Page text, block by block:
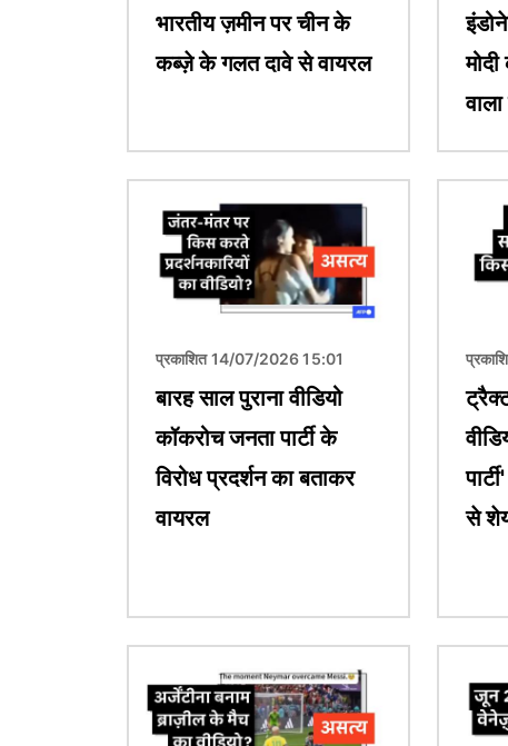
भारतीय ज़मीन पर चीन के
कब्ज़े के गलत दावे से वायरल
प्रकाशित 14/07/2026 15:01
बारह साल पुराना वीडियो
कॉकरोच जनता पार्टी के
विरोध प्रदर्शन का बताकर
वायरल
से